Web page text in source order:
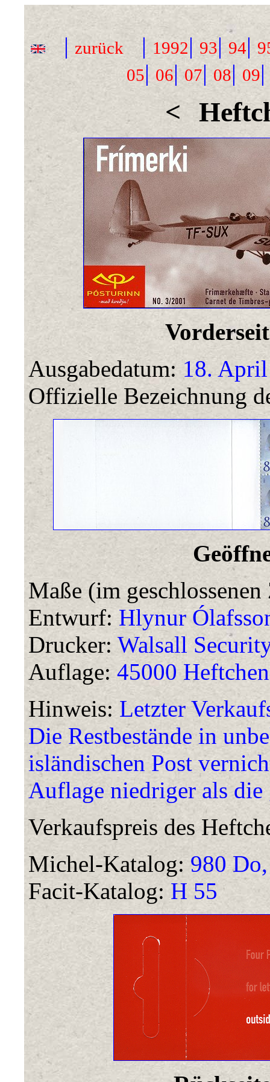
| zurück| 1992| 93| 94|
05|06|07| 08| 09
<
Ausgabedatum: 18.
Offizielle Bezeichnung
Maße (im
Entwurf: Hlynur
Drucker: Walsall
Auflage: 45000 Heftchen
Hinweis:Letzter
Die Restbestände in
isländischen Post
Auflage niedriger als
Verkaufspreis des
Michel-Katalog:980
Facit-Katalog: H 55